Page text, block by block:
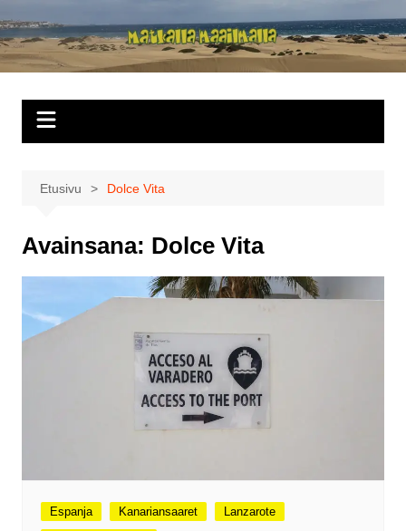
sisältöön
Matkalla
maailmalla
Etusivu Dolce Vita
Avainsana: Dolce Vita
Espanja Kanariansaaret
Lanzarote